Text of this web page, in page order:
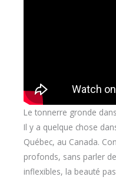
Le tonnerre gronde
Il y a quelque chose
Québec, au Canada.
profonds, sans parler
inflexibles, la beauté